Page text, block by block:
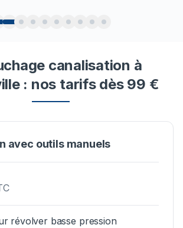
canalisation à
: nos tarifs dès 99 €
avec outils manuels
révolver basse pression